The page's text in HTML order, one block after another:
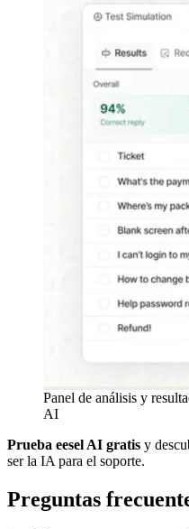
Panel de análisis y
AI
Prueba eesel AI gratis y
ser la IA para el soporte.
Preguntas